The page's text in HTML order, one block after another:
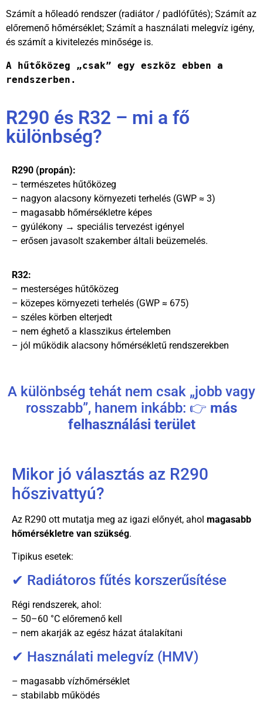
Számít a hőleadó rendszer (radiátor / padlófűtés); Számít az
előremenő hőmérséklet; Számít a használati melegvíz igény,
és számít a kivitelezés minősége is.
A hűtőközeg „csak” egy eszköz ebben a
rendszerben.
R290 és R32 – mi a fő
különbség?
R290 (propán):
– természetes hűtőközeg
– nagyon alacsony környezeti terhelés (GWP ≈ 3)
– magasabb hőmérsékletre képes
– gyúlékony → speciális tervezést igényel
– erősen javasolt szakember általi beüzemelés.
R32:
– mesterséges hűtőközeg
– közepes környezeti terhelés (GWP ≈ 675)
– széles körben elterjedt
– nem éghető a klasszikus értelemben
– jól működik alacsony hőmérsékletű rendszerekben
A különbség tehát nem csak „jobb vagy
rosszabb”, hanem inkább: 👉 más
felhasználási terület
Mikor jó választás az R290
hőszivattyú?
Az R290 ott mutatja meg az igazi előnyét, ahol magasabb
hőmérsékletre van szükség.
Tipikus esetek:
✔ Radiátoros fűtés korszerűsítése
Régi rendszerek, ahol:
– 50–60 °C előremenő kell
– nem akarják az egész házat átalakítani
✔ Használati melegvíz (HMV)
– magasabb vízhőmérséklet
– stabilabb működés